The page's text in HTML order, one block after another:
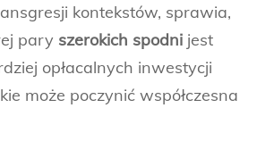
kontekstów, sprawia,
pary szerokich spodni jest
opłacalnych inwestycji
może poczynić współczesna